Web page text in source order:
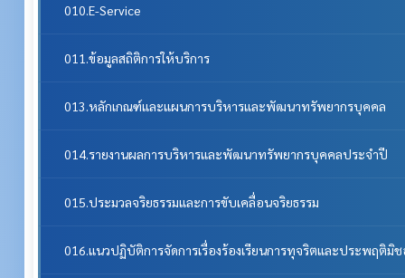
010.E-Service
011.ข้อมูลสถิติการให้บริการ
013.หลักเกณฑ์และแผนการบริหารและพัฒนาทรัพยากรบุคคล
014.รายงานผลการบริหารและพัฒนาทรัพยากรบุคคลประจําปี
015.ประมวลจริยธรรมและการขับเคลื่อนจริยธรรม
016.แนวปฏิบัติการจัดการเรื่องร้องเรียนการทุจริตและประพฤติมิ